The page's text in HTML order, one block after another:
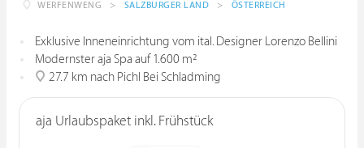
WERFENWENG > SALZBURGER LAND > ÖSTERREICH
Exklusive Inneneinrichtung vom ital. Designer Lorenzo Bellini
Modernster aja Spa auf 1.600 m²
27.7 km nach Pichl Bei Schladming
aja Urlaubspaket inkl. Frühstück